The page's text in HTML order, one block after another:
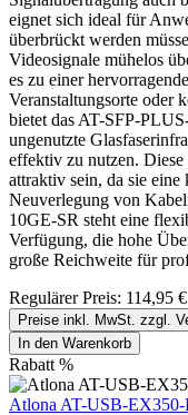
eignet sich ideal für
überbrückt werden
Videosignale mühelos
es zu einer
Veranstaltungsorte oder
bietet das AT-SFP-
ungenutzte
effektiv zu nutzen.
attraktiv sein, da sie
Neuverlegung von
10GE-SR steht eine
Verfügung, die hohe
große Reichweite für
Regulärer Preis: 114,95 €
Preise inkl. MwSt. zzgl.
In den Warenkorb
Rabatt %
Atlona AT-USB-